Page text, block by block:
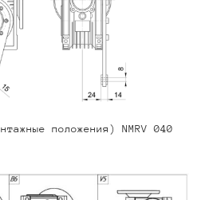
положения) NMRV 040